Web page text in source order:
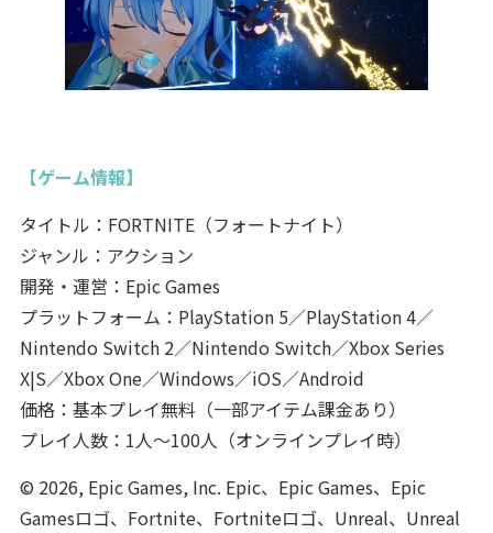
【ゲーム情報】
タイトル：FORTNITE（フォートナイト）
ジャンル：アクション
開発・運営：Epic Games
プラットフォーム：PlayStation 5／PlayStation 4／
Nintendo Switch 2／Nintendo Switch／Xbox Series
X|S／Xbox One／Windows／iOS／Android
価格：基本プレイ無料（一部アイテム課金あり）
プレイ人数：1人～100人（オンラインプレイ時）
© 2026, Epic Games, Inc. Epic、Epic Games、Epic
Gamesロゴ、Fortnite、Fortniteロゴ、Unreal、Unreal